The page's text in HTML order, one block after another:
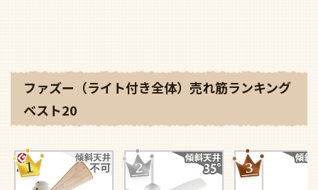
ファズー（ライト付き全体）売れ筋ランキング
ベスト20